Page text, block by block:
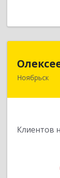
Ноябрьск
Клиентов